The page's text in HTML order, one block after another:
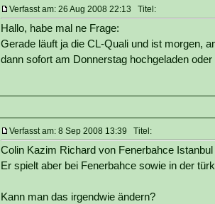
Verfasst am: 26 Aug 2008 22:13 Titel:
Hallo, habe mal ne Frage:
Gerade läuft ja die CL-Quali und ist morgen,
dann sofort am Donnerstag hochgeladen
Verfasst am: 8 Sep 2008 13:39 Titel:
Colin Kazim Richard von Fenerbahce
Er spielt aber bei Fenerbahce sowie in der
Kann man das irgendwie ändern?